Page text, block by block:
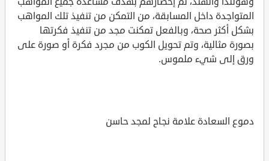
المتواجدة داخل المسابقة، من التمكن من تنفيذ تلك المواهب
بشكل أكثر صحة، وبالفعل تمكنت مجد من تنفيذ فكرتها
بصورة مثالية، وتم تحويل الكوب من مجرد فكرة أو صورة على
ورق إلى شيء ملموس.
دموع السعادة علامة نجاح لمجد حاسن